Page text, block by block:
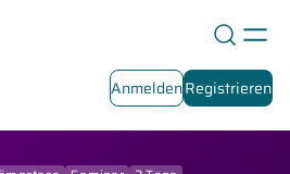
AnmeldenRegistrieren
2025 2024